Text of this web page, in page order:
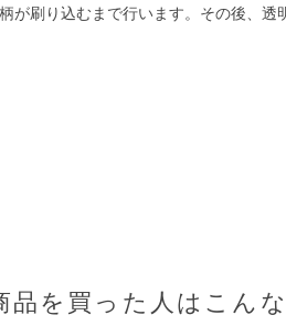
が刷り込むまで行います。その後、透
品を買った人はこん